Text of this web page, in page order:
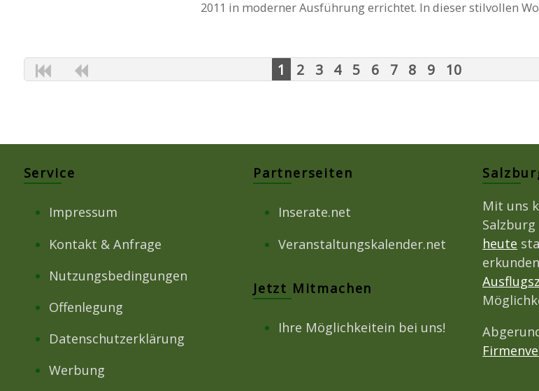
2011 in moderner Ausführung errichtet. In dieser stilvollen
1 2 3 4 5 6 7 8 9 10
Service
Impressum
Kontakt & Anfrage
Nutzungsbedingungen
Offenlegung
Datenschutzerklärung
Werbung
Partnerseiten
Inserate.net
Veranstaltungskalender.net
Jetzt Mitmachen
Ihre Möglichkeitein bei uns!
Mit uns
heute